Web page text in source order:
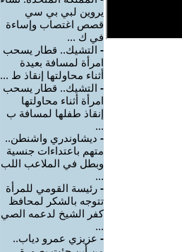
يروين لبي بي سي
قصص اغتصاب وإساءة
في ك ...
- التشيك.. قطار يسحب
امرأة لمسافة بعيدة
أثناء محاولتها إنقاذ ط ...
- التشيك.. قطار يسحب
امرأة أثناء محاولتها
إنقاذ طفلها لمسافة ب
...
- ديشاوندري واشنطن..
متهم باعتداءات جنسية
وبطل في الملاعب اللب
...
- رئيسة القومي للمرأة
تتوجه بالشكر لمحافظ
كفر الشيخ لدعمه الصي
...
- عزيزي عمرو دياب..